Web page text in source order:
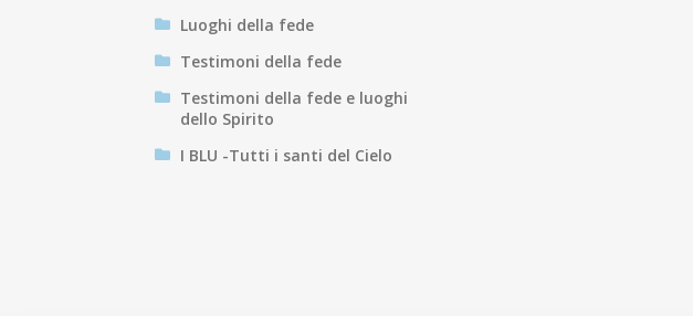
Luoghi della fede
Testimoni della fede
Testimoni della fede e luoghi
dello Spirito
I BLU -Tutti i santi del Cielo